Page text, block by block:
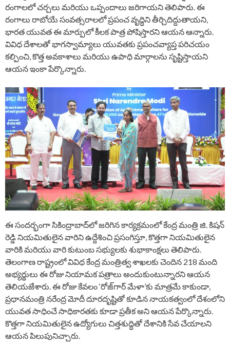
రంగాలలో చర్చలు మరియు ఒప్పందాలు జరిగాయని తెలిపారు. ఈ
రంగాలు రాబోయే సంవత్సరాలలో ప్రపంచ వృద్ధిని తీర్చిదిద్దుతాయని,
భారత యువత ఈ మార్పులో కీలక పాత్ర పోషిస్తారని ఆయన ఆన్నారు.
వివిధ దేశాలతో భాగస్వామ్యాలు యువతకు ప్రపంచవ్యాప్త పరిచయం
కల్పించి, కొత్త అవకాశాలు మరియు ఉపాధి మార్గాలను సృష్టిస్తాయని
ఆయన ఇంకా పేర్కొన్నారు.
ఈ సందర్భంగా సికింద్రాబాద్‌లో జరిగిన కార్యక్రమంలో కేంద్ర మంత్రి జి. కిషన్
రెడ్డి నియమితులైన వారిని ఉద్దేశించి ప్రసంగిస్తూ, కొత్తగా నియమితులైన
వారికి మరియు వారి కుటుంబ సభ్యులకు శుభాకాంక్షలు తెలిపారు.
తెలంగాణ రాష్ట్రంలో వివిధ కేంద్ర మంత్రిత్వ శాఖలకు చెందిన 218 మంది
అభ్యర్థులు ఈ రోజు నియామక పత్రాలు అందుకుంటున్నారని ఆయన
తెలియజేశారు. ఈ రోజు కేవలం ‘రోజ్‌గార్ మేళా’కు మాత్రమే కాకుండా,
ప్రధానమంత్రి నరేంద్ర మోదీ దూరదృష్టితో కూడిన నాయకత్వంలో దేశంలోని
యువత సాధించే సాధికారతకు కూడా ప్రతీక అని ఆయన పేర్కొన్నారు.
కొత్తగా నియమితులైన ఉద్యోగులు చిత్తశుద్ధితో దేశానికి సేవ చేయాలని
ఆయన పిలుపునిచ్చారు.